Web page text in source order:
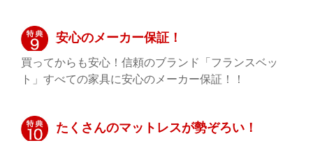
安心のメーカー保証！
買ってからも安心！信頼のブランド「フランスベッ
ト」すべての家具に安心のメーカー保証！！
たくさんのマットレスが勢ぞろい！